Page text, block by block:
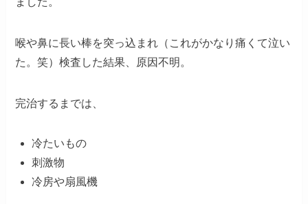
喉や鼻に長い棒を突っ込まれ（これがかなり痛くて泣い
た。笑）検査した結果、原因不明。
完治するまでは、
冷たいもの
刺激物
冷房や扇風機